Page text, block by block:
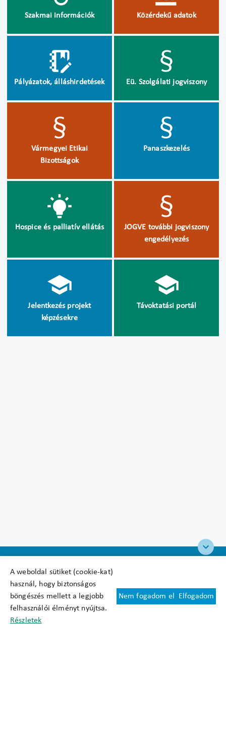
A weboldal sütiket (cookie-kat)
használ, hogy biztonságos
böngészés mellett a legjobb
felhasználói élményt nyújtsa.
Részletek
Nem fogadom el Elfogadom
Szakmai információk Közérdekű adatok
Pályázatok, álláshirdetések Eü. Szolgálati jogviszony
Vármegyei Etikai
Bizottságok
Panaszkezelés
Hospice és palliatív ellátás
JOGVE további jogviszony
engedélyezés
Jelentkezés projekt
képzésekre
Távoktatási portál
Felhasználási feltételek